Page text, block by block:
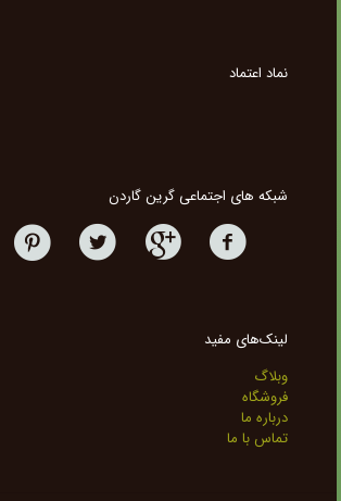
نماد اعتماد
شبکه های اجتماعی گرین گاردن
لینک‌های مفید
وبلاگ
فروشگاه
درباره ما
تماس با ما